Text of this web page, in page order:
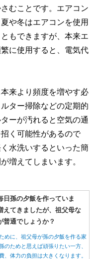
むことです。エアコン
や冬はエアコンを使用
もできますが、本来エ
に使用すると、電気代
来より頻度を増やす必
ター掃除などの定期的
ーが汚れると空気の通
く可能性があるので
水洗いするといった簡
増えてしまいます。
日孫の夕飯を作っていま
えてきましたが、祖父母な
普通でしょうか？
めに、祖父母が孫の夕飯を作る家
のためと思えば頑張りたい一方、
、体力の負担は大きくなります。